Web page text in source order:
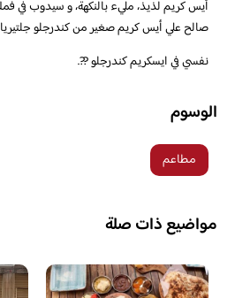
صالح علي أيس كريم صغير من كندرجلو جلتيريا
‏نفسي في ايسكريم كندرجلو ??.
الوسوم
مطاعم
مواضيع ذات صلة